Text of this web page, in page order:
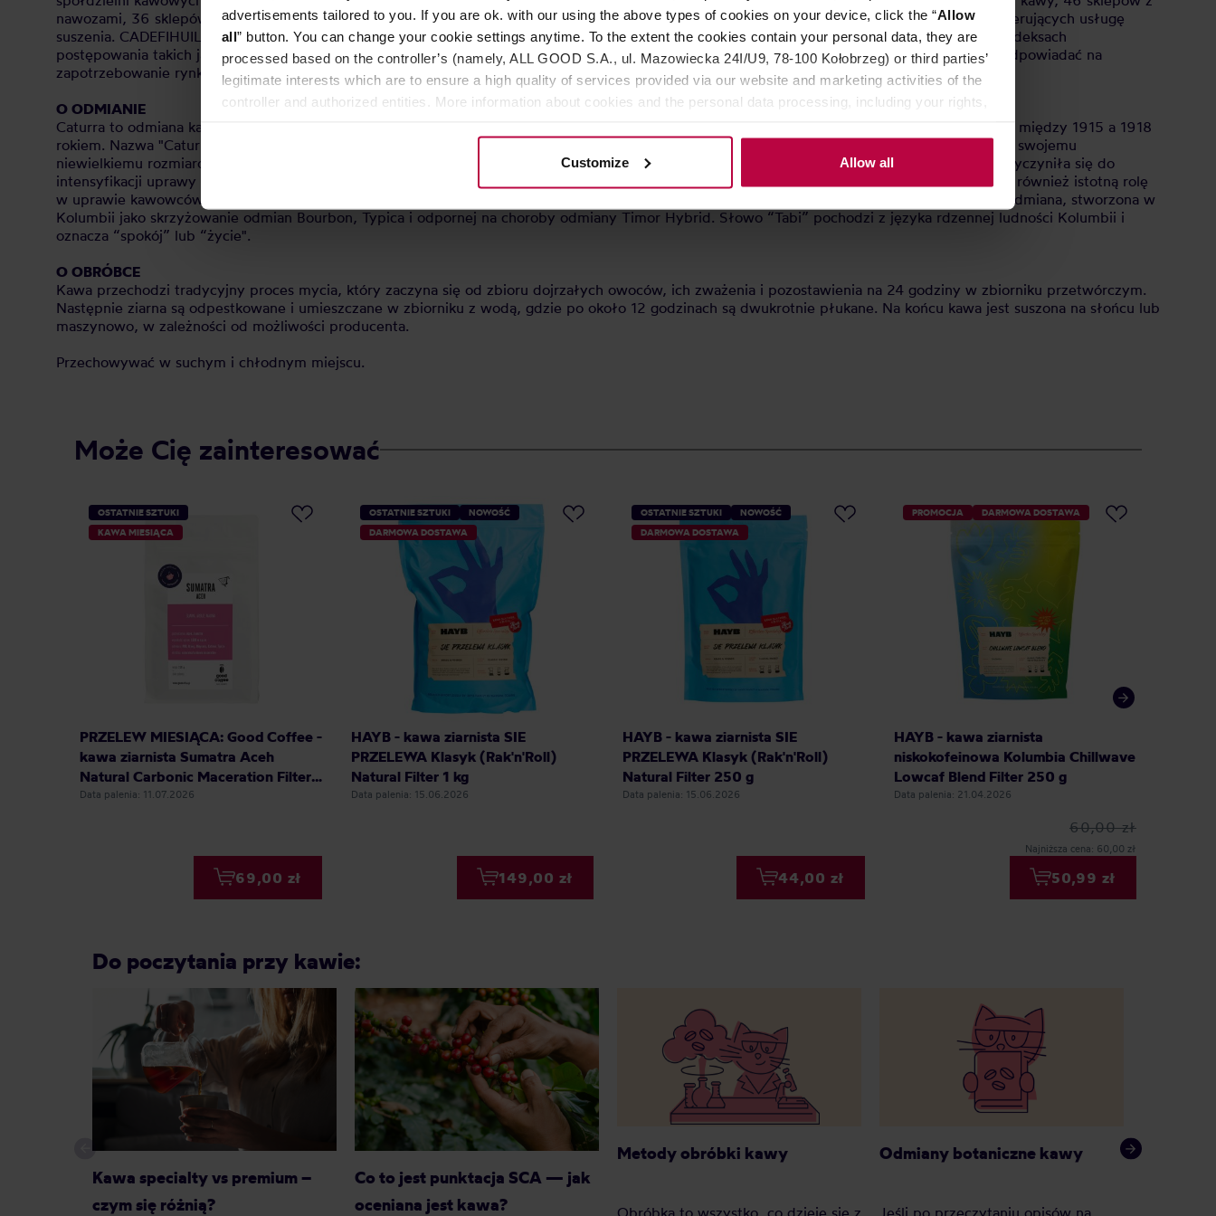
advertisements tailored to you. If you are ok. with our using the above types of cookies on your device, click the “Allow
all” button. You can change your cookie settings anytime. To the extent the cookies contain your personal data, they are
processed based on the controller’s (namely, ALL GOOD S.A., ul. Mazowiecka 24I/U9, 78-100 Kołobrzeg) or third parties’
legitimate interests which are to ensure a high quality of services provided via our website and marketing activities of the
controller and authorized entities. More information about cookies and the personal data processing, including your rights,
Customize Allow all
nawozami, 36 sklepów z zaopatrzeniem rolniczym, 16 stałych laboratoriów cuppingowych, jednego mobilnego laboratorium oraz 7 punktów oferujących usługę
suszenia. CADEFIHUILA realizuje programy mające na celu osiąganie wysokich standardów produkcji na farmach. Standardy te opierają się na kodeksach
postępowania takich jak Fairtrade, Rainforest, 4C i C.A.F.E. Practices. Rozwój procesów certyfikacji dla tych wyspecjalizowanych kaw pozwala odpowiadać na
zapotrzebowanie rynku na kawę kupowaną w określonych warunkach.
O ODMIANIE
Caturra to odmiana kawy, która powstała jako naturalna mutacja odmiany Bourbon. Została odkryta na plantacji w stanie Minas Gerais w Brazylii między 1915 a 1918
rokiem. Nazwa "Caturra" pochodzi od słowa "Guarani", które oznacza "mała". Odmiana ta charakteryzuje się niewielkim wzrostem rośliny. Dzięki swojemu
niewielkiemu rozmiarowi i gęsto rozmieszczonym gałęziom może być sadzona blisko siebie, co zwiększa plon na danej powierzchni. Caturra przyczyniła się do
intensyfikacji uprawy kawy, szczególnie w Ameryce Środkowej, gdzie wprowadzono ją do uprawy w latach 40. XX wieku. Odmiana ta odegrała również istotną rolę
w uprawie kawowców odpornych na rdzę liści kawowca, przyczyniając się do powstania rodziny odmian "Catimor". Tabi to stosunkowo młoda odmiana, stworzona w
Kolumbii jako skrzyżowanie odmian Bourbon, Typica i odpornej na choroby odmiany Timor Hybrid. Słowo “Tabi” pochodzi z języka rdzennej ludności Kolumbii i
oznacza “spokój” lub “życie".
O OBRÓBCE
Kawa przechodzi tradycyjny proces mycia, który zaczyna się od zbioru dojrzałych owoców, ich zważenia i pozostawienia na 24 godziny w zbiorniku przetwórczym.
Następnie ziarna są odpestkowane i umieszczane w zbiorniku z wodą, gdzie po około 12 godzinach są dwukrotnie płukane. Na końcu kawa jest suszona na słońcu lub
maszynowo, w zależności od możliwości producenta.
Przechowywać w suchym i chłodnym miejscu.
Może Cię zainteresować
OSTATNIE SZTUKI
KAWA MIESIĄCA
PRZELEW MIESIĄCA: Good Coffee -
kawa ziarnista Sumatra Aceh
Natural Carbonic Maceration Filter
250 g
Data palenia: 11.07.2026
69,00 zł
OSTATNIE SZTUKI
NOWOŚĆ
DARMOWA DOSTAWA
HAYB - kawa ziarnista SIE
PRZELEWA Klasyk (Rak'n'Roll)
Natural Filter 1 kg
Data palenia: 15.06.2026
149,00 zł
OSTATNIE SZTUKI
NOWOŚĆ
DARMOWA DOSTAWA
HAYB - kawa ziarnista SIE
PRZELEWA Klasyk (Rak'n'Roll)
Natural Filter 250 g
Data palenia: 15.06.2026
44,00 zł
PROMOCJA DARMOWA DOSTAWA
HAYB - kawa ziarnista
niskokofeinowa Kolumbia Chillwave
Lowcaf Blend Filter 250 g
Data palenia: 21.04.2026
60,00 zł
Najniższa cena: 60,00 zł
50,99 zł
Do poczytania przy kawie:
Kawa specialty vs premium –
czym się różnią?
Co to jest punktacja SCA — jak
oceniana jest kawa?
Metody obróbki kawy Odmiany botaniczne kawy